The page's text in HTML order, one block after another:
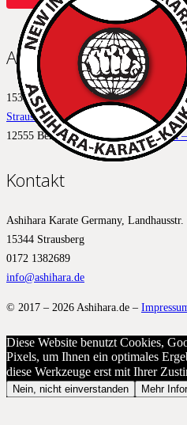
Ashihara Karate Dojos
15344 Strausberg –Aschihara Karate
Strausberg
12555 Berlin –Ashihara Karate Berlin
Kontakt
Ashihara Karate Germany,
15344 Strausberg
0172 1382689
info@ashihara.de
© 2017 – 2026 Ashihara.de –
Diese Website benutzt Cookies,
Pixels, um Ihnen ein optimales
diese Werkzeuge erst mit Ihrer
Nein, nicht einverstanden
Mehr